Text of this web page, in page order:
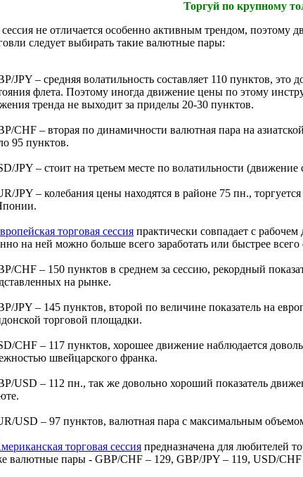
Торгуй по крупному
не отличается особенно активным трендом, поэтому
следует выбирать такие валютные пары:
JPY – средняя волатильность составляет 110 пунктов,
флета. Поэтому иногда движение цены по этому
тренда не выходит за приделы 20-30 пунктов.
CHF – вторая по динамичности валютная пара на
95 пунктов.
JPY – стоит на третьем месте по волатильности
JPY – колебания цены находятся в районе 75 пн.,
торговая сессия практически совпадает с
на ней можно больше всего заработать или быстрее всего
CHF – 150 пунктов в среднем за сессию, рекордный
на рынке.
JPY – 145 пунктов, второй по величине показатель на
торговой площадки.
CHF – 117 пунктов, хорошее движение наблюдается
швейцарского франка.
USD – 112 пн., так же довольно хороший показатель
USD – 97 пунктов, валютная пара с максимальным
торговая сессия предназначена для любителей
валютные пары - GBP/CHF – 129, GBP/JPY – 119, USD/